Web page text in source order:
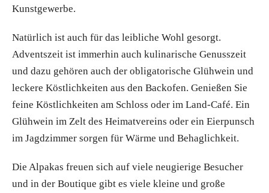
Kunstgewerbe.
Natürlich ist auch für das leibliche Wohl gesorgt.
Adventszeit ist immerhin auch kulinarische Genusszeit
und dazu gehören auch der obligatorische Glühwein und
leckere Köstlichkeiten aus den Backofen. Genießen Sie
feine Köstlichkeiten am Schloss oder im Land-Café. Ein
Glühwein im Zelt des Heimatvereins oder ein Eierpunsch
im Jagdzimmer sorgen für Wärme und Behaglichkeit.
Die Alpakas freuen sich auf viele neugierige Besucher
und in der Boutique gibt es viele kleine und große